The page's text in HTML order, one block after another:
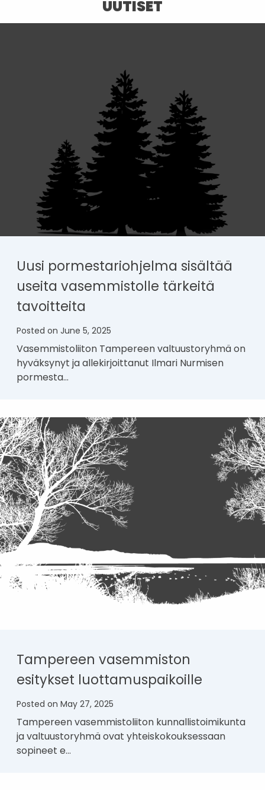
UUTISET
Uusi pormestariohjelma sisältää
useita vasemmistolle tärkeitä
tavoitteita
Posted on June 5, 2025
Vasemmistoliiton Tampereen valtuustoryhmä on
hyväksynyt ja allekirjoittanut Ilmari Nurmisen
pormesta…
Tampereen vasemmiston
esitykset luottamuspaikoille
Posted on May 27, 2025
Tampereen vasemmistoliiton kunnallistoimikunta
ja valtuustoryhmä ovat yhteiskokouksessaan
sopineet e…